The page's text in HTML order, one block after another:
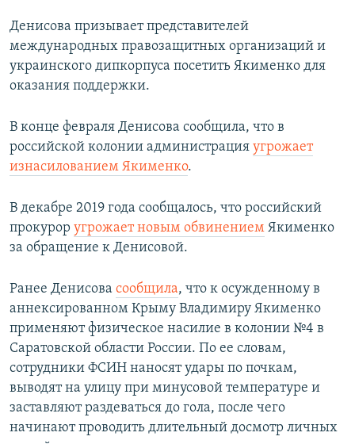
Денисова призывает представителей
международных правозащитных организаций и
украинского дипкорпуса посетить Якименко для
оказания поддержки.
В конце февраля Денисова сообщила, что в
российской колонии администрация угрожает
изнасилованием Якименко.
В декабре 2019 года сообщалось, что российский
прокурор угрожает новым обвинением Якименко
за обращение к Денисовой.
Ранее Денисова сообщила, что к осужденному в
аннексированном Крыму Владимиру Якименко
применяют физическое насилие в колонии №4 в
Саратовской области России. По ее словам,
сотрудники ФСИН наносят удары по почкам,
выводят на улицу при минусовой температуре и
заставляют раздеваться до гола, после чего
начинают проводить длительный досмотр личных